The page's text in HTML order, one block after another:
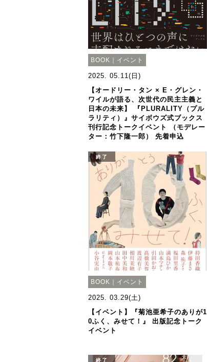
BOOK｜イベント
2025. 05.11(日)
【オードリー・タン × E・グレン・
ワイルが語る、次世代の民主主義と
日本の未来】 『PLURALITY（プル
ラリティ）』サイボウズ式ブックス
刊行記念トークイベント （モデレー
ター：竹下隆一郎） 先着申込
終了
BOOK｜イベント
2025. 03.29(土)
【イベント】『菊池亜希子のありが1
0ふく、みせて！』 出版記念トーク
イベント
終了